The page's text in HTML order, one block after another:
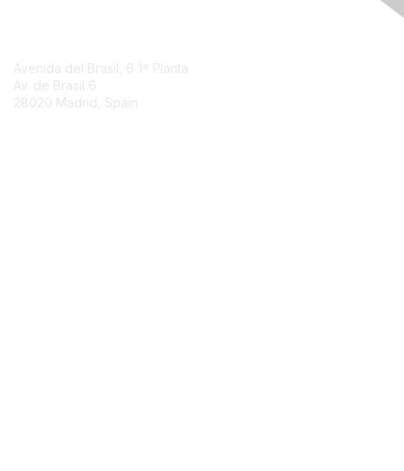
Avenida del Brasil, 6 1ª Planta
Av. de Brasil 6
28020 Madrid, Spain